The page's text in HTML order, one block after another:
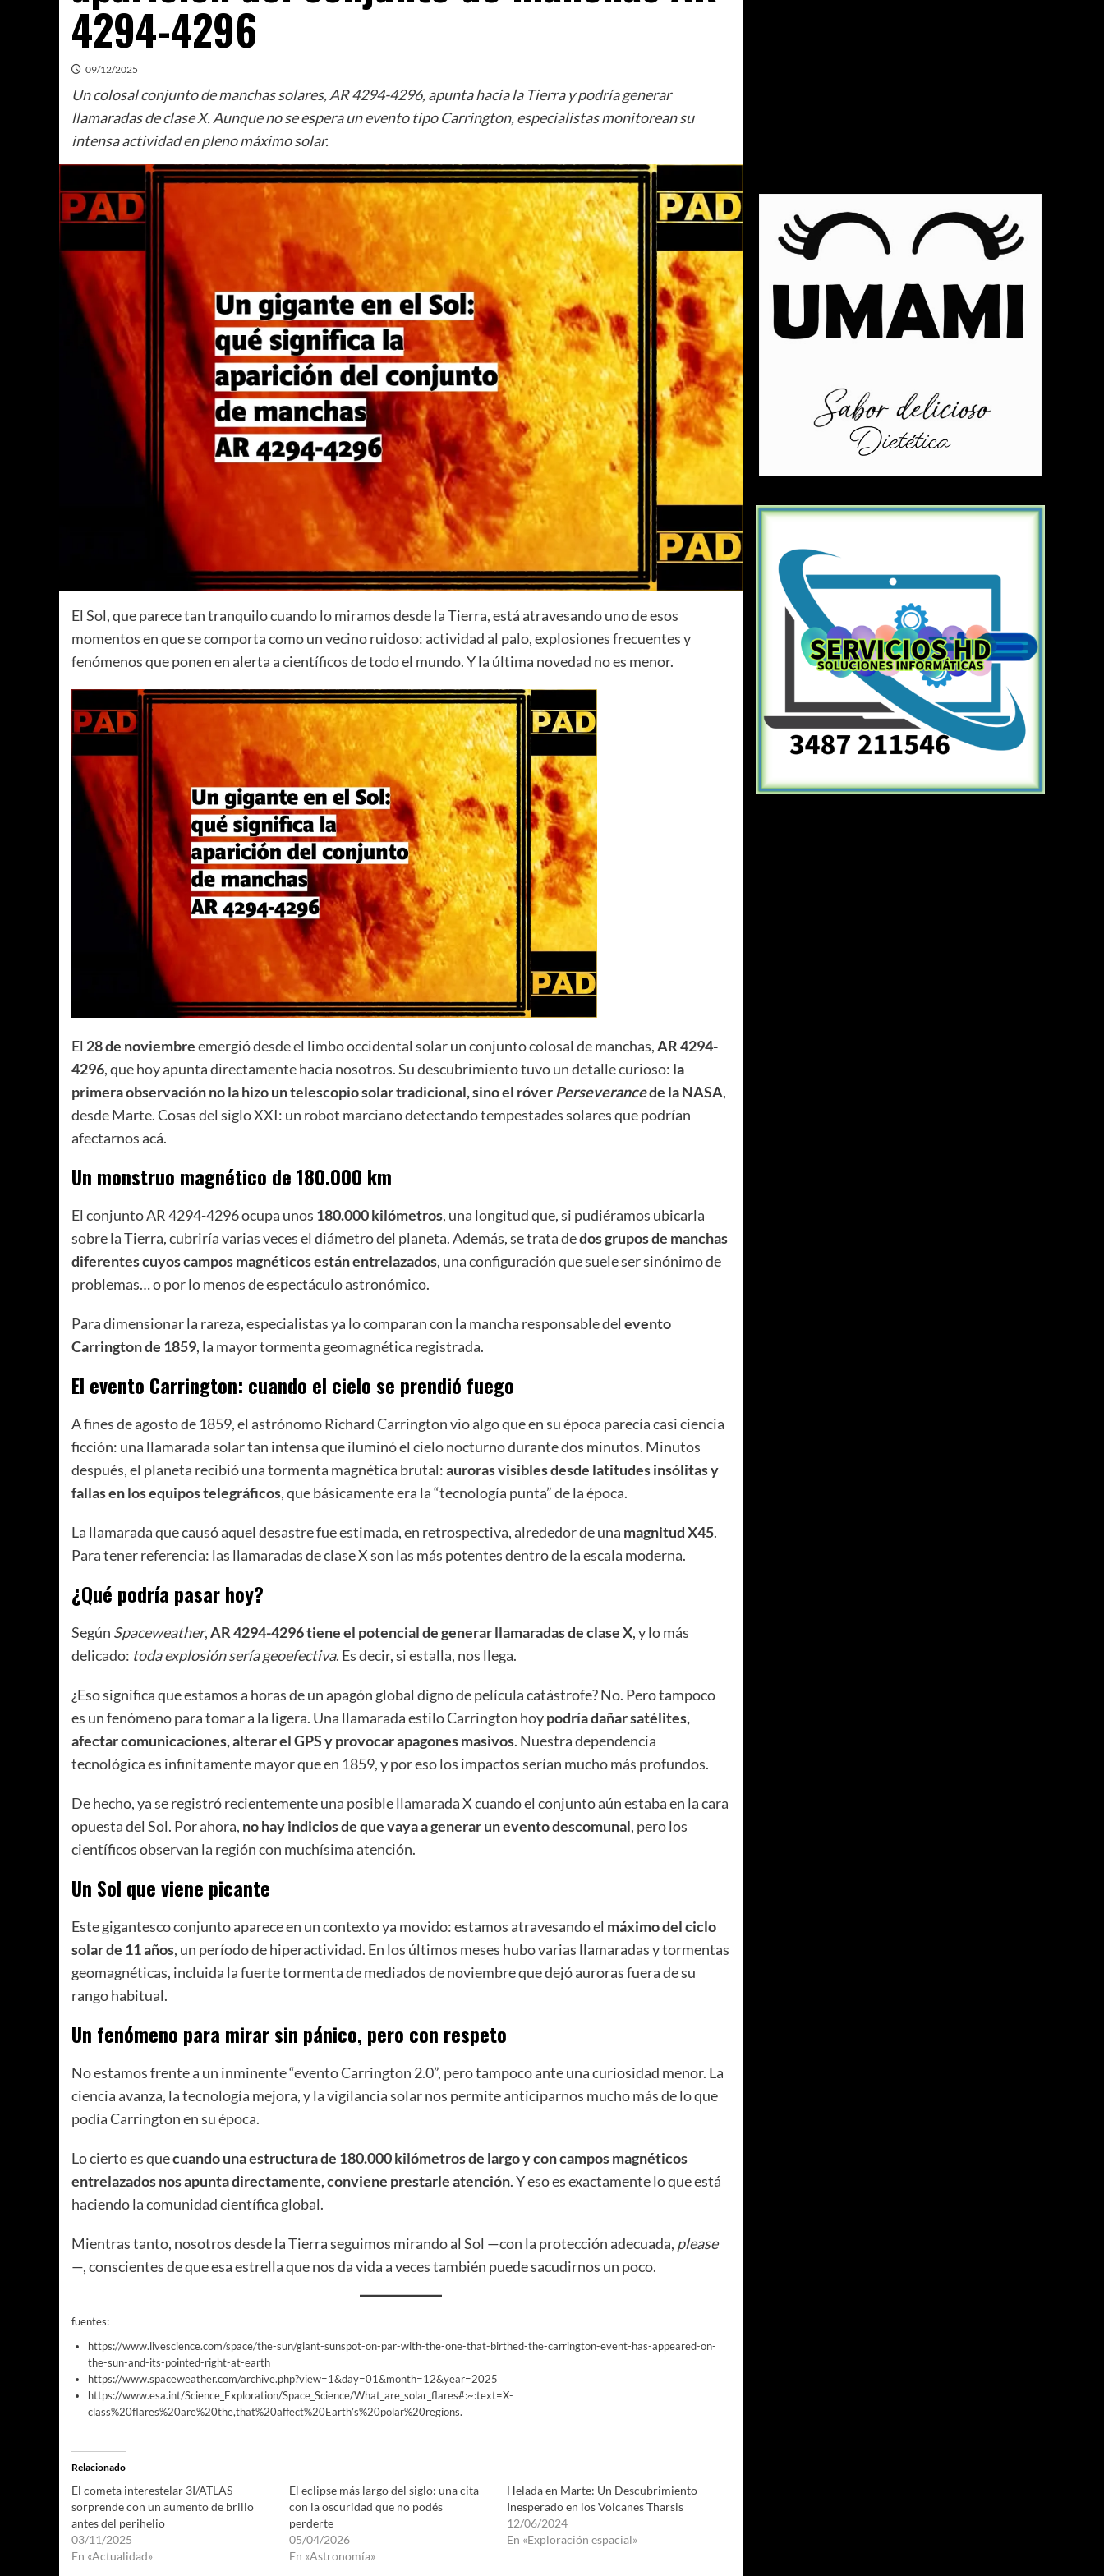
4294-4296
09/12/2025
Un colosal conjunto de manchas solares, AR 4294-4296, apunta hacia la Tierra y podría generar
llamaradas de clase X. Aunque no se espera un evento tipo Carrington, especialistas monitorean su
intensa actividad en pleno máximo solar.
El Sol, que parece tan tranquilo cuando lo miramos desde la Tierra, está atravesando uno de esos
momentos en que se comporta como un vecino ruidoso: actividad al palo, explosiones frecuentes y
fenómenos que ponen en alerta a científicos de todo el mundo. Y la última novedad no es menor.
El 28 de noviembreemergió desde el limbo occidental solar un conjunto colosal de manchas,AR 4294-
4296, que hoy apunta directamente hacia nosotros. Su descubrimiento tuvo un detalle curioso: la
primera observación no la hizo un telescopio solar tradicional, sino el róverPerseverancede la NASA,
desde Marte. Cosas del siglo XXI: un robot marciano detectando tempestades solares que podrían
afectarnos acá.
Un monstruo magnético de 180.000 km
El conjunto AR 4294-4296 ocupa unos 180.000 kilómetros, una longitud que, si pudiéramos ubicarla
sobre la Tierra, cubriría varias veces el diámetro del planeta. Además, se trata dedos grupos de manchas
diferentes cuyos campos magnéticos están entrelazados, una configuración que suele ser sinónimo de
problemas… o por lo menos de espectáculo astronómico.
Para dimensionar la rareza, especialistas ya lo comparan con la mancha responsable del evento
Carrington de 1859, la mayor tormenta geomagnética registrada.
El evento Carrington: cuando el cielo se prendió fuego
A fines de agosto de 1859, el astrónomo Richard Carrington vio algo que en su época parecía casi ciencia
ficción: una llamarada solar tan intensa que iluminó el cielo nocturno durante dos minutos. Minutos
después, el planeta recibió una tormenta magnética brutal:auroras visibles desde latitudes insólitas y
fallas en los equipos telegráficos, que básicamente era la “tecnología punta” de la época.
La llamarada que causó aquel desastre fue estimada, en retrospectiva, alrededor de una magnitud X45.
Para tener referencia: las llamaradas de clase X son las más potentes dentro de la escala moderna.
¿Qué podría pasar hoy?
Según Spaceweather,AR 4294-4296 tiene el potencial de generar llamaradas de clase X, y lo más
delicado: toda explosión sería geoefectiva. Es decir, si estalla, nos llega.
¿Eso significa que estamos a horas de un apagón global digno de película catástrofe? No. Pero tampoco
es un fenómeno para tomar a la ligera. Una llamarada estilo Carrington hoypodría dañar satélites,
afectar comunicaciones, alterar el GPS y provocar apagones masivos. Nuestra dependencia
tecnológica es infinitamente mayor que en 1859, y por eso los impactos serían mucho más profundos.
De hecho, ya se registró recientemente una posible llamarada X cuando el conjunto aún estaba en la cara
opuesta del Sol. Por ahora, no hay indicios de que vaya a generar un evento descomunal, pero los
científicos observan la región con muchísima atención.
Un Sol que viene picante
Este gigantesco conjunto aparece en un contexto ya movido: estamos atravesando el máximo del ciclo
solar de 11 años, un período de hiperactividad. En los últimos meses hubo varias llamaradas y tormentas
geomagnéticas, incluida la fuerte tormenta de mediados de noviembre que dejó auroras fuera de su
rango habitual.
Un fenómeno para mirar sin pánico, pero con respeto
No estamos frente a un inminente “evento Carrington 2.0”, pero tampoco ante una curiosidad menor. La
ciencia avanza, la tecnología mejora, y la vigilancia solar nos permite anticiparnos mucho más de lo que
podía Carrington en su época.
Lo cierto es quecuando una estructura de 180.000 kilómetros de largo y con campos magnéticos
entrelazados nos apunta directamente, conviene prestarle atención. Y eso es exactamente lo que está
haciendo la comunidad científica global.
Mientras tanto, nosotros desde la Tierra seguimos mirando al Sol —con la protección adecuada, please
—, conscientes de que esa estrella que nos da vida a veces también puede sacudirnos un poco.
fuentes:
https://www.livescience.com/space/the-sun/giant-sunspot-on-par-with-the-one-that-birthed-the-carrington-event-has-appeared-on-
the-sun-and-its-pointed-right-at-earth
https://www.spaceweather.com/archive.php?view=1&day=01&month=12&year=2025
https://www.esa.int/Science_Exploration/Space_Science/What_are_solar_flares#:~:text=X-
class%20flares%20are%20the,that%20affect%20Earth’s%20polar%20regions.
Relacionado
El cometa interestelar 3I/ATLAS
sorprende con un aumento de brillo
antes del perihelio
03/11/2025
En «Actualidad»
El eclipse más largo del siglo: una cita
con la oscuridad que no podés
perderte
05/04/2026
En «Astronomía»
Helada en Marte: Un Descubrimiento
Inesperado en los Volcanes Tharsis
12/06/2024
En «Exploración espacial»